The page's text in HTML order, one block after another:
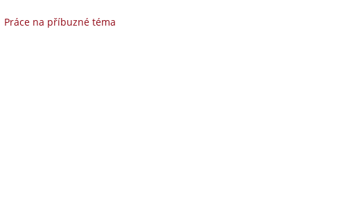
Práce na příbuzné téma